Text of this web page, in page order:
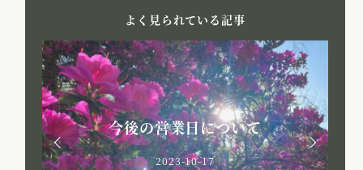
よく見られている記事
今後の営業日について
2023-10-17